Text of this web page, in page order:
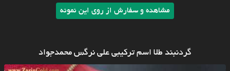
مشاهده و سفارش از روی این نمونه
گردنبند طلا اسم ترکیبی علی نرگس محمدجواد